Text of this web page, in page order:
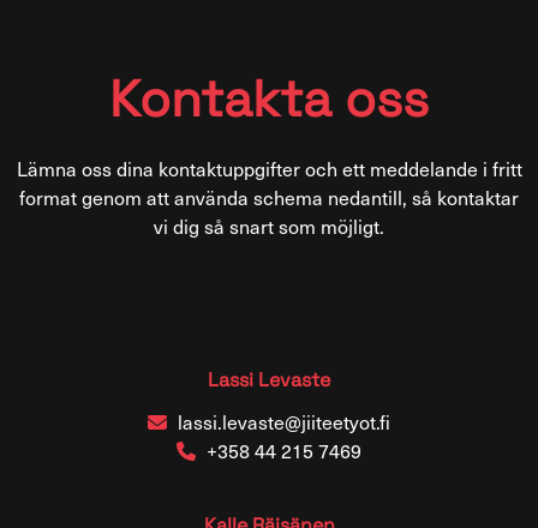
Kontakta oss
Lämna oss dina kontaktuppgifter och ett meddelande i fritt
format genom att använda schema nedantill, så kontaktar
vi dig så snart som möjligt.
Lassi Levaste
lassi.levaste@jiiteetyot.fi
+358 44 215 7469